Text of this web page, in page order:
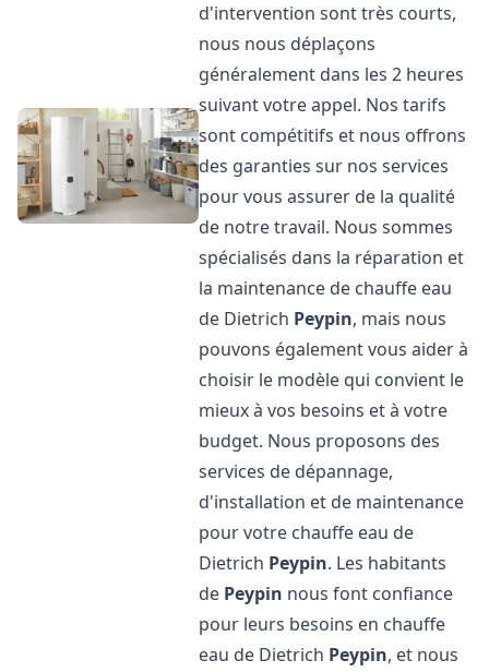
d'intervention sont très courts,
nous nous déplaçons
généralement dans les 2 heures
suivant votre appel. Nos tarifs
sont compétitifs et nous offrons
des garanties sur nos services
pour vous assurer de la qualité
de notre travail. Nous sommes
spécialisés dans la réparation et
la maintenance de chauffe eau
de Dietrich Peypin, mais nous
pouvons également vous aider à
choisir le modèle qui convient le
mieux à vos besoins et à votre
budget. Nous proposons des
services de dépannage,
d'installation et de maintenance
pour votre chauffe eau de
Dietrich Peypin. Les habitants
de Peypin nous font confiance
pour leurs besoins en chauffe
eau de Dietrich Peypin, et nous